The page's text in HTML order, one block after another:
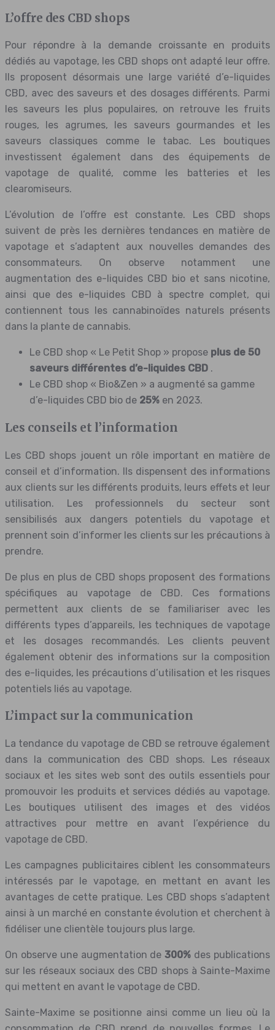
L’offre des CBD shops
Pour répondre à la demande croissante en produits
dédiés au vapotage, les CBD shops ont adapté leur offre.
Ils proposent désormais une large variété d’e-liquides
CBD, avec des saveurs et des dosages différents. Parmi
les saveurs les plus populaires, on retrouve les fruits
rouges, les agrumes, les saveurs gourmandes et les
saveurs classiques comme le tabac. Les boutiques
investissent également dans des équipements de
vapotage de qualité, comme les batteries et les
clearomiseurs.
L’évolution de l’offre est constante. Les CBD shops
suivent de près les dernières tendances en matière de
vapotage et s’adaptent aux nouvelles demandes des
consommateurs. On observe notamment une
augmentation des e-liquides CBD bio et sans nicotine,
ainsi que des e-liquides CBD à spectre complet, qui
contiennent tous les cannabinoïdes naturels présents
dans la plante de cannabis.
Le CBD shop « Le Petit Shop » propose plus de 50
saveurs différentes d’e-liquides CBD .
Le CBD shop « Bio&Zen » a augmenté sa gamme
d’e-liquides CBD bio de 25% en 2023.
Les conseils et l’information
Les CBD shops jouent un rôle important en matière de
conseil et d’information. Ils dispensent des informations
aux clients sur les différents produits, leurs effets et leur
utilisation. Les professionnels du secteur sont
sensibilisés aux dangers potentiels du vapotage et
prennent soin d’informer les clients sur les précautions à
prendre.
De plus en plus de CBD shops proposent des formations
spécifiques au vapotage de CBD. Ces formations
permettent aux clients de se familiariser avec les
différents types d’appareils, les techniques de vapotage
et les dosages recommandés. Les clients peuvent
également obtenir des informations sur la composition
des e-liquides, les précautions d’utilisation et les risques
potentiels liés au vapotage.
L’impact sur la communication
La tendance du vapotage de CBD se retrouve également
dans la communication des CBD shops. Les réseaux
sociaux et les sites web sont des outils essentiels pour
promouvoir les produits et services dédiés au vapotage.
Les boutiques utilisent des images et des vidéos
attractives pour mettre en avant l’expérience du
vapotage de CBD.
Les campagnes publicitaires ciblent les consommateurs
intéressés par le vapotage, en mettant en avant les
avantages de cette pratique. Les CBD shops s’adaptent
ainsi à un marché en constante évolution et cherchent à
fidéliser une clientèle toujours plus large.
On observe une augmentation de300% des publications
sur les réseaux sociaux des CBD shops à Sainte-Maxime
qui mettent en avant le vapotage de CBD.
Sainte-Maxime se positionne ainsi comme un lieu où la